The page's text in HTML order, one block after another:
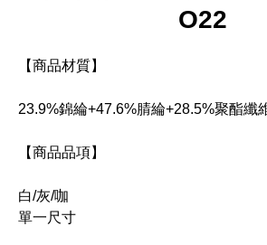
O22
【商品材質】
23.9%錦綸+47.6%腈綸+28.5%聚酯纖
【商品品項】
白/灰/咖
單一尺寸